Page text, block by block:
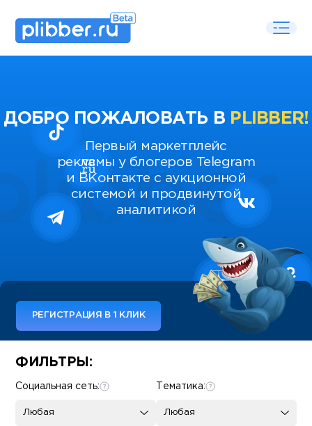
ДОБРО ПОЖАЛОВАТЬ В PLIBBER!
Первый маркетплейс
рекламы у блогеров Telegram
и ВКонтакте с аукционной
системой и продвинутой
аналитикой
РЕГИСТРАЦИЯ В 1 КЛИК
Some SEO Title
ФИЛЬТРЫ:
Тематика:
Любая
Социальная сеть:
Любая